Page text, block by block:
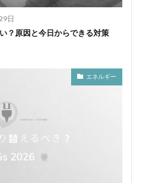
日
？原因と今日からできる対策
エネルギー